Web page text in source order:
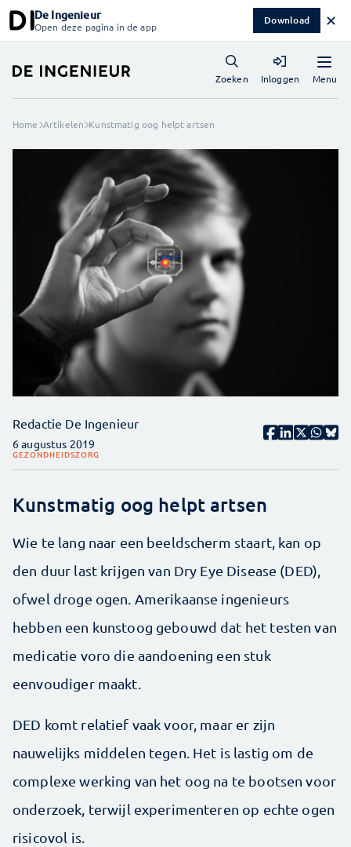
De Ingenieur
Open deze pagina in de app Download ✕
Menu
Zoeken Inloggen
Home Artikelen Kunstmatig oog helpt artsen
Redactie De Ingenieur
6 augustus 2019
GEZONDHEIDSZORG
Kunstmatig oog helpt artsen
Wie te lang naar een beeldscherm staart, kan op
den duur last krijgen van Dry Eye Disease (DED),
ofwel droge ogen. Amerikaanse ingenieurs
hebben een kunstoog gebouwd dat het testen van
medicatie voro die aandoening een stuk
eenvoudiger maakt.
DED komt relatief vaak voor, maar er zijn
nauwelijks middelen tegen. Het is lastig om de
complexe werking van het oog na te bootsen voor
onderzoek, terwijl experimenteren op echte ogen
risicovol is.